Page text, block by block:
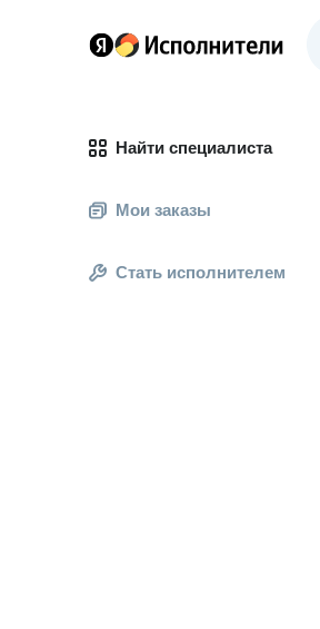
Найти специалиста
Мои заказы
Стать исполнителем